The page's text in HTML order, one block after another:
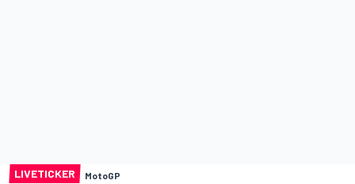
LIVETICKER MotoGP